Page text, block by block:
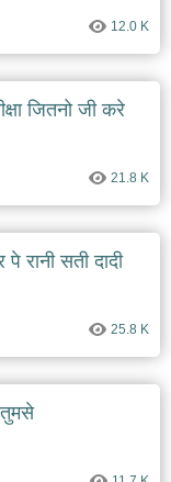
12.0 K
जितनो जी करे
21.8 K
पे रानी सती दादी
25.8 K